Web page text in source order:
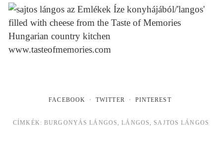
FACEBOOK TWITTER PINTEREST
CÍMKÉK:BURGONYÁS LÁNGOS ,LÁNGOS SAJTOS LÁNGOS